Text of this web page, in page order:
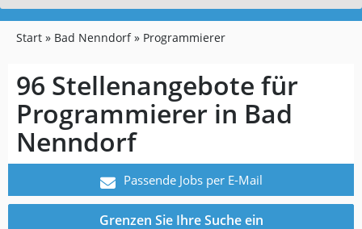
Start Bad Nenndorf Programmierer
96 Stellenangebote für
Programmierer in Bad
Nenndorf
Passende Jobs per E-Mail
Grenzen Sie Ihre Suche ein